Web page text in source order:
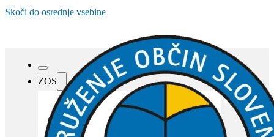
Skoči do osrednje vsebine
ZOS
O ZOS